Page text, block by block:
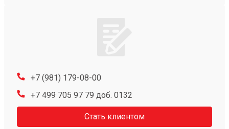
+7 (981) 179-08-00
+7 499 705 97 79 доб. 0132
Стать клиентом